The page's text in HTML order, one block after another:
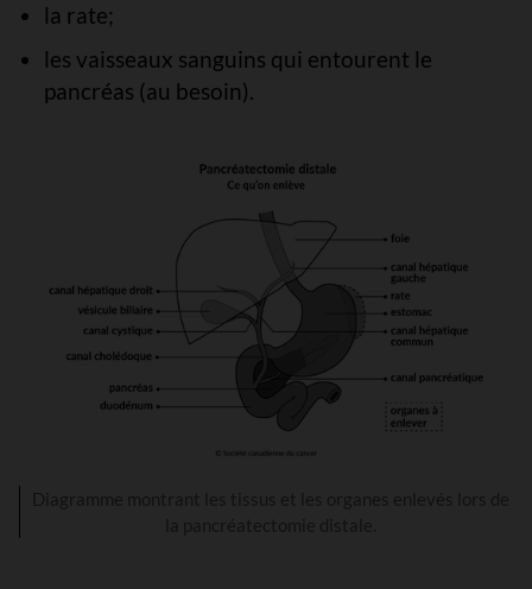
la rate;
les vaisseaux sanguins qui entourent le
pancréas (au besoin).